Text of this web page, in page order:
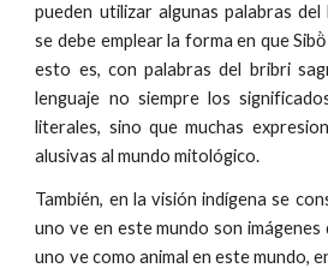
pueden utilizar algunas palabras
se debe emplear la forma en que
esto es, con palabras del bribri
lenguaje no siempre los
literales, sino que muchas
alusivas al mundo mitológico.
También, en la visión indígena se
uno ve en este mundo son
uno ve como animal en este mundo,